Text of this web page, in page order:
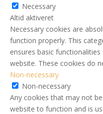
Necessary
Altid aktiveret
Necessary cookies are
function properly. This
ensures basic
website. These cookies do
Non-necessary
Non-necessary
Any cookies that may not
website to function and is